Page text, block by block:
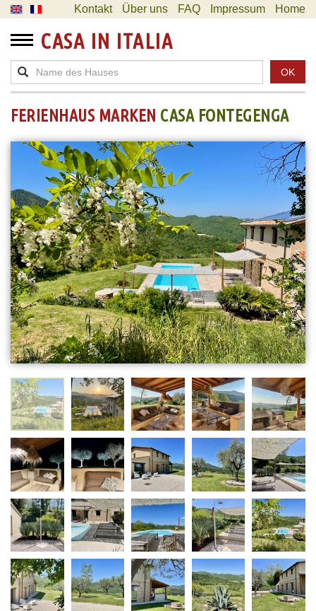
Kontakt Über uns FAQ Impressum Home
CASA IN ITALIA
OK
FERIENHAUS MARKEN CASA FONTEGENGA